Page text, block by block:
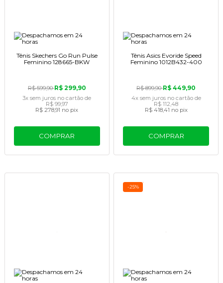
Tênis Skechers Go Run Pulse
Feminino 128665-BKW
R$ 599,90R$ 299,90
3x sem juros no cartão de
R$ 99,97
R$ 278,91 no pix
COMPRAR
Tênis Asics Evoride Speed
Feminino 1012B432-400
R$ 899,90R$ 449,90
4x sem juros no cartãode
R$ 112,48
R$ 418,41 no pix
COMPRAR
-25%